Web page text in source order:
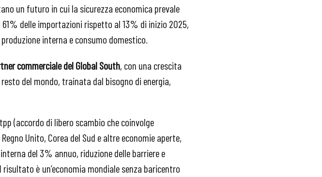
un futuro in cui la sicurezza economica prevale
delle importazioni rispetto al 13% di inizio 2025,
interna e consumo domestico.
commerciale del Global South, con una crescita
del mondo, trainata dal bisogno di energia,
(accordo di libero scambio che coinvolge
Unito, Corea del Sud e altre economie aperte,
del 3% annuo, riduzione delle barriere e
è un’economia mondiale senza baricentro